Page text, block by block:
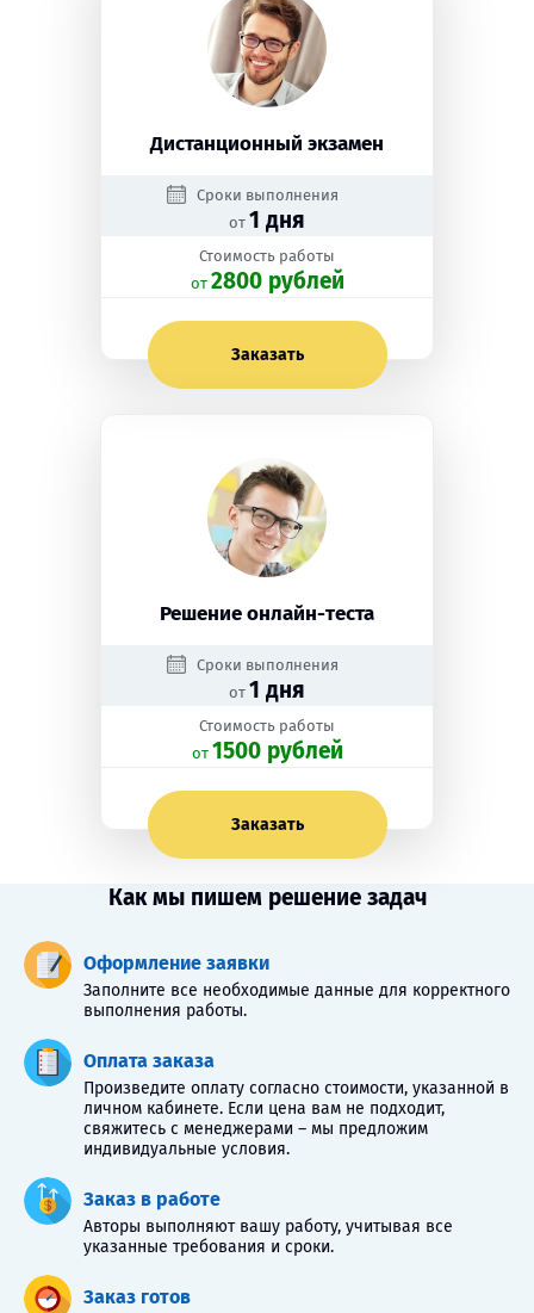
Дистанционный экзамен
Сроки выполнения
от 1 дня
Стоимость работы
oт 2800 рублей
Заказать
Решение онлайн-теста
Сроки выполнения
от 1 дня
Стоимость работы
oт 1500 рублей
Заказать
Как мы пишем решение задач
Оформление заявки
Заполните все необходимые данные для корректного
выполнения работы.
Оплата заказа
Произведите оплату согласно стоимости, указанной в
личном кабинете. Если цена вам не подходит,
свяжитесь с менеджерами – мы предложим
индивидуальные условия.
Заказ в работе
Авторы выполняют вашу работу, учитывая все
указанные требования и сроки.
Заказ готов